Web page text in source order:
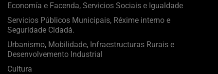
Economía e Facenda, Servicios Sociais e Igualdade
Servicios Públicos Municipais, Réxime interno e
Seguridade Cidadá.
Urbanismo, Mobilidade, Infraestructuras Rurais e
Desenvolvemento Industrial
Cultura